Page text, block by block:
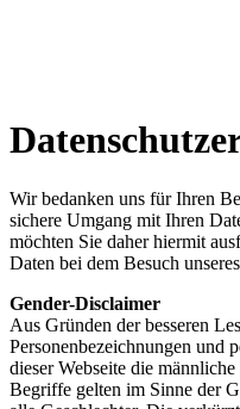
Wir bedanken uns für Ihren
sichere Umgang mit Ihren
möchten Sie daher hiermit
Daten bei dem Besuch
Gender-Disclaimer
Aus Gründen der besseren
Personenbezeichnungen und
dieser Webseite die
Begriffe gelten im Sinne der